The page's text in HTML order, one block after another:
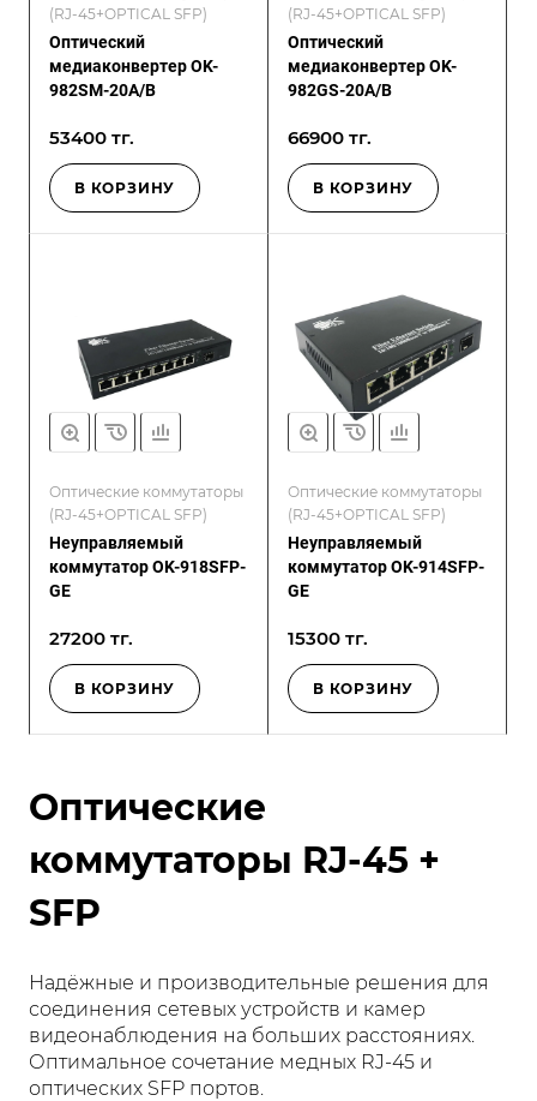
(RJ-45+OPTICAL SFP)
Оптический
медиаконвертер OK-
982SM-20A/B
53400 тг.
В КОРЗИНУ
(RJ-45+OPTICAL SFP)
Оптический
медиаконвертер OK-
982GS-20A/B
66900 тг.
В КОРЗИНУ
Оптические коммутаторы
(RJ-45+OPTICAL SFP)
Неуправляемый
коммутатор OK-918SFP-
GE
27200 тг.
В КОРЗИНУ
Оптические коммутаторы
(RJ-45+OPTICAL SFP)
Неуправляемый
коммутатор OK-914SFP-
GE
15300 тг.
В КОРЗИНУ
Оптические
коммутаторы RJ-45 +
SFP
Надёжные и производительные решения для
соединения сетевых устройств и камер
видеонаблюдения на больших расстояниях.
Оптимальное сочетание медных RJ-45 и
оптических SFP портов.